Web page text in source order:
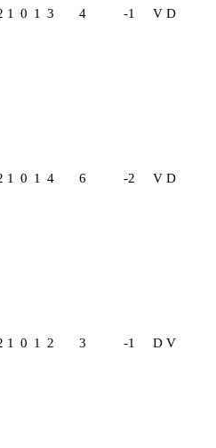
1 0 1 3 4 -1 V D
1 0 1 4 6 -2 V D
1 0 1 2 3 -1 D V